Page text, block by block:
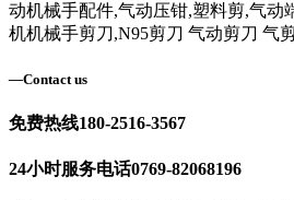
动机械手配件,气动压钳,塑料剪,气动
机机械手剪刀,N95剪刀 气动剪刀 气
—Contact us
免费热线180-2516-3567
24小时服务电话0769-82068196